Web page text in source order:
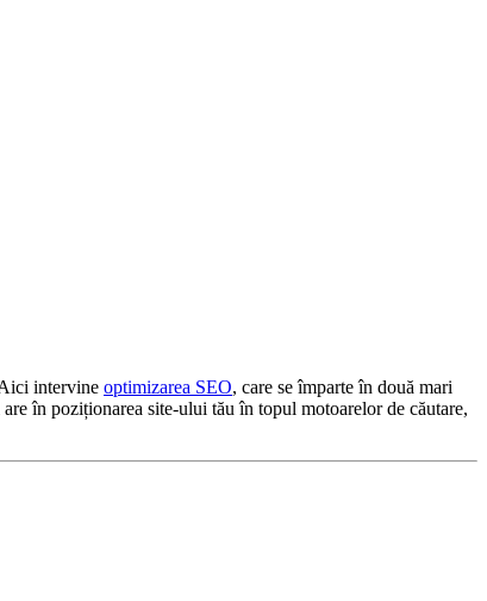
intervine optimizarea SEO, care se împarte în două mari
în poziționarea site-ului tău în topul motoarelor de căutare,